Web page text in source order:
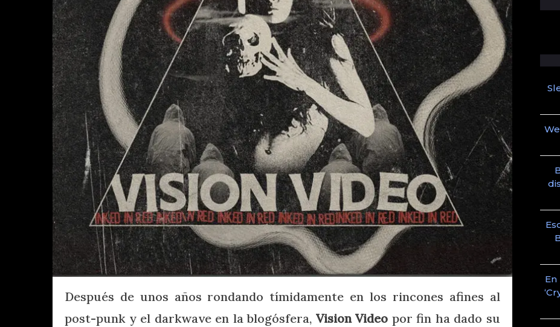
Después de unos años rondando tímidamente en los rincones afines al
post-punk y el darkwave en la blogósfera, Vision Video por fin ha dado su